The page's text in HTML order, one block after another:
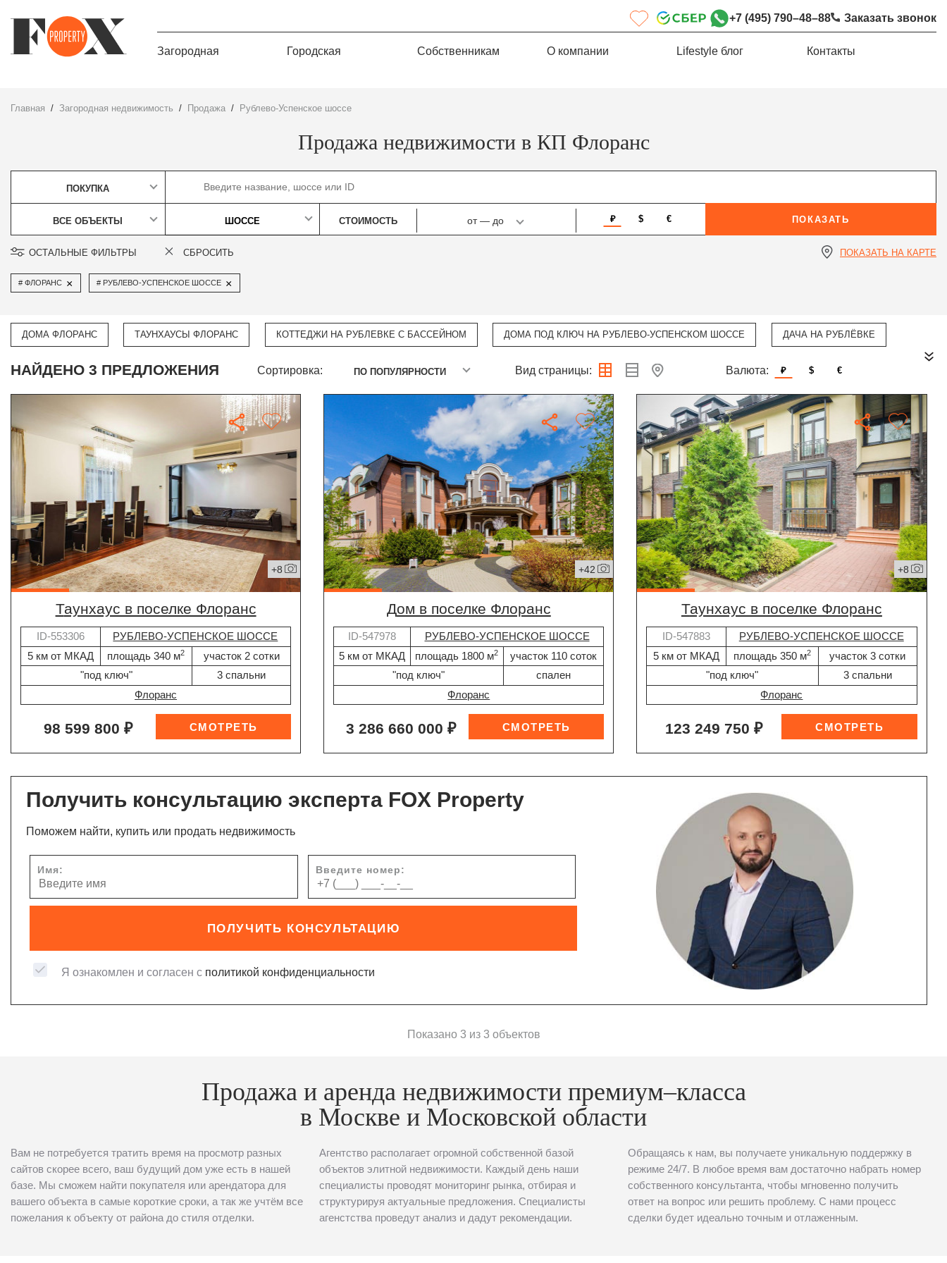
+7 (495) 790–48–88 Заказать звонок
Загородная Городская Собственникам О компании Lifestyle блог Контакты
Главная Загородная недвижимость Продажа Рублево-Успенское шоссе
Продажа недвижимости в КП Флоранс
ПОКУПКА
ВСЕ ОБЪЕКТЫ ШОССЕ СТОИМОСТЬ от—до ₽ $ € ПОКАЗАТЬ
ОСТАЛЬНЫЕ ФИЛЬТРЫ СБРОСИТЬ ПОКАЗАТЬ НА КАРТЕ
ФЛОРАНС × РУБЛЕВО-УСПЕНСКОЕ ШОССЕ ×
ДОМА ФЛОРАНС ТАУНХАУСЫ ФЛОРАНС КОТТЕДЖИ НА РУБЛЕВКЕ С БАССЕЙНОМ ДОМА ПОД КЛЮЧ НА РУБЛЕВО-УСПЕНСКОМ ШОССЕ ДАЧА НА РУБЛЁВКЕ
НАЙДЕНО 3 ПРЕДЛОЖЕНИЯ Сортировка: ПО ПОПУЛЯРНОСТИ Вид страницы: Валюта: ₽ $ €
+8
таунхаус в поселке Флоранс
ID-553306
РУБЛЕВО-УСПЕНСКОЕ ШОССЕ
5 км от МКАД
площадь 340 м2
участок 2 сотки
"под ключ"
3 спальни
Флоранс
98 599 800 ₽
+42
дом в поселке Флоранс
ID-547978
РУБЛЕВО-УСПЕНСКОЕ ШОССЕ
5 км от МКАД
площадь 1800 м2
участок 110 соток
"под ключ"
спален
Флоранс
3 286 660 000 ₽
+8
таунхаус в поселке Флоранс
ID-547883
РУБЛЕВО-УСПЕНСКОЕ ШОССЕ
5 км от МКАД
площадь 350 м2
участок 3 сотки
"под ключ"
3 спальни
Флоранс
123 249 750 ₽
Получить консультацию эксперта FOX Property
Поможем найти, купить или продать недвижимость
Имя: Введите номер:
ПОЛУЧИТЬ КОНСУЛЬТАЦИЮ
Я ознакомлен и согласен с политикой конфиденциальности
Показано 3 из 3 объектов
Продажа и аренда недвижимости премиум–класса
в Москве и Московской области
Вам не потребуется тратить время на просмотр разных
сайтов скорее всего, ваш будущий дом уже есть в нашей
базе. Мы сможем найти покупателя или арендатора для
вашего объекта в самые короткие сроки, а так же учтём все
пожелания к объекту от района до стиля отделки.
Агентство располагает огромной собственной базой
объектов элитной недвижимости. Каждый день наши
специалисты проводят мониторинг рынка, отбирая и
структурируя актуальные предложения. Специалисты
агенстства проведут анализ и дадут рекомендации.
Обращаясь к нам, вы получаете уникальную поддержку в
режиме 24/7. В любое время вам достаточно набрать номер
собственного консультанта, чтобы мгновенно получить
ответ на вопрос или решить проблему. С нами процесс
сделки будет идеально точным и отлаженным.